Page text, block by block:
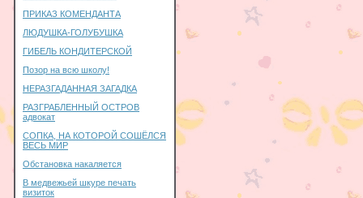
ПРИКАЗ КОМЕНДАНТА
ЛЮДУШКА-ГОЛУБУШКА
ГИБЕЛЬ КОНДИТЕРСКОЙ
Позор на всю школу!
НЕРАЗГАДАННАЯ ЗАГАДКА
РАЗГРАБЛЕННЫЙ ОСТРОВ
адвокат
СОПКА, НА КОТОРОЙ СОШЁЛСЯ
ВЕСЬ МИР
Обстановка накаляется
В медвежьей шкуре печать
визиток